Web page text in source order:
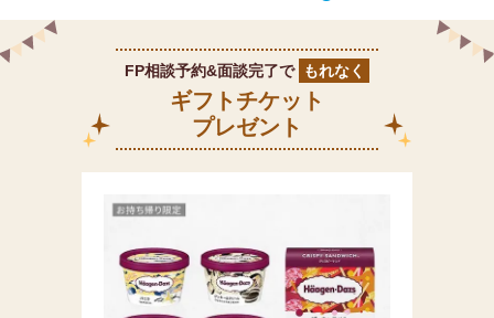
FP相談予約&面談完了で もれなく
ギフトチケット
プレゼント